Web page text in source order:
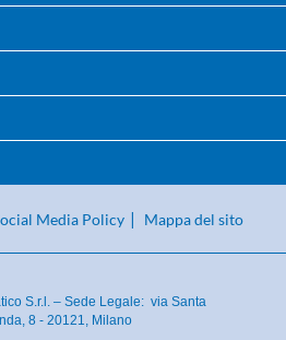
Media Policy Mappa del sito
S.r.l. – Sede Legale: via Santa
8 - 20121, Milano